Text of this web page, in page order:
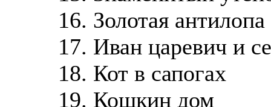
16. Золотая антилопа
17. Иван царевич и
18. Кот в сапогах
19. Кошкин дом